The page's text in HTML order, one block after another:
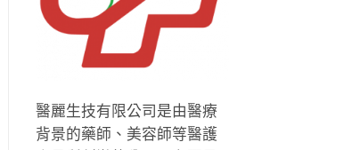
醫麗生技有限公司是由醫療
背景的藥師、美容師等醫護